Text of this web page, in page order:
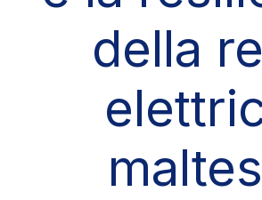
della